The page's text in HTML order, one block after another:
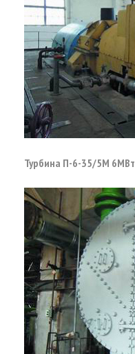
Турбина П-6-35/5М 6МВт